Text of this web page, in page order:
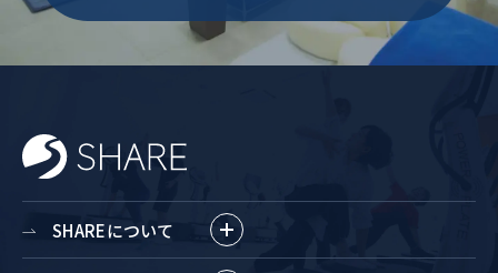
SHAREについて